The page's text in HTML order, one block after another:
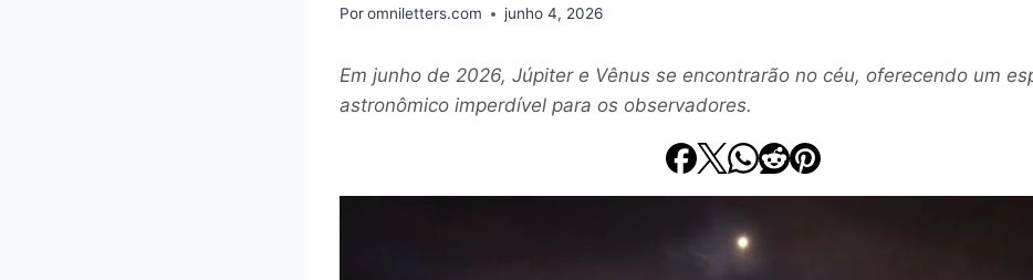
Poromniletters.com junho 4, 2026
Em junho de 2026, Júpiter e Vênus se encontrarão no céu, oferecendo um
astronômico imperdível para os observadores.